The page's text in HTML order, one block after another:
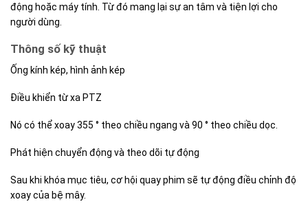
động hoặc máy tính. Từ đó mang lại sự an tâm và tiện lợi cho
người dùng.
Thông số kỹ thuật
Ống kính kép, hình ảnh kép
Điều khiển từ xa PTZ
Nó có thể xoay 355 ° theo chiều ngang và 90 ° theo chiều dọc.
Phát hiện chuyển động và theo dõi tự động
Sau khi khóa mục tiêu, cơ hội quay phim sẽ tự động điều chỉnh độ
xoay của bệ mây.